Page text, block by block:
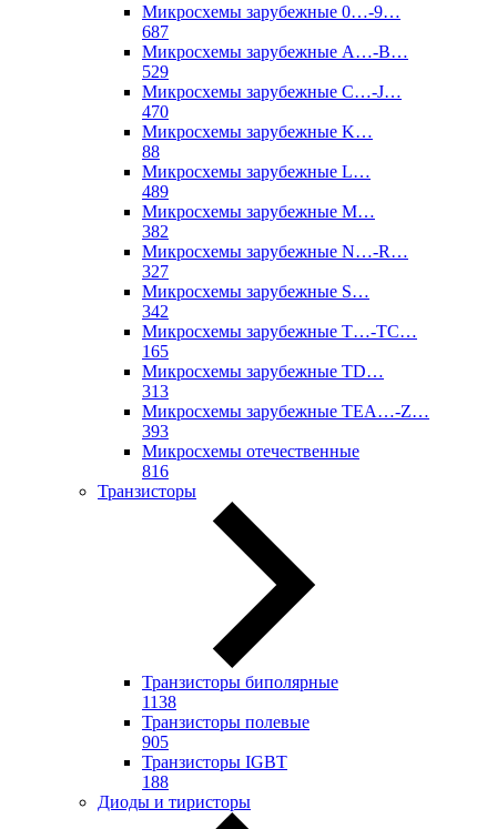
Микросхемы зарубежные 0…-9…
687
Микросхемы зарубежные A…-B…
529
Микросхемы зарубежные C…-J…
470
Микросхемы зарубежные K…
88
Микросхемы зарубежные L…
489
Микросхемы зарубежные M…
382
Микросхемы зарубежные N…-R…
327
Микросхемы зарубежные S…
342
Микросхемы зарубежные T…-TC…
165
Микросхемы зарубежные TD…
313
Микросхемы зарубежные TEA…-Z…
393
Микросхемы отечественные
816
Транзисторы
Транзисторы биполярные
1138
Транзисторы полевые
905
Транзисторы IGBT
188
Диоды и тиристоры